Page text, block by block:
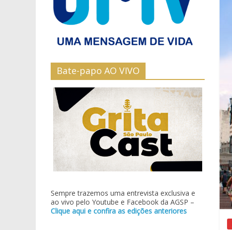
Bate-papo AO VIVO
Sempre trazemos uma entrevista exclusiva e
ao vivo pelo Youtube e Facebook da AGSP –
Clique aqui e confira as edições anteriores